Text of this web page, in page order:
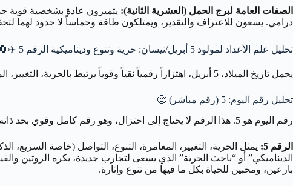
الصفات العامة لبرج الحمل (العشرية الثانية): يتميزون عادة بشخصية قوية
درامي. يسعون للاعتراف والتقدير، ويمتلكون طاقة وحماساً لا حدود لهما
تحليل علم الأعداد لمولود 5 أبريل/نيسان: حرية وتنوع وديناميكية الرقم 5 ✈️🔄
يحمل تاريخ الميلاد، 5 أبريل، اهتزازاً رقمياً نقياً وقوياً يرتبط بالحرية، التغيير، المغامرة، والتواصل، حيث أن يوم الميلاد هو
تحليل رقم اليوم: 5 (رقم مباشر)
🧐
رقم اليوم هو 5. هذا الرقم لا يحتاج إلى اختزال، وهو رقم كامل وقوي بحد ذاته، ويمثل جوهر طاقة هذا اليوم.
الرقم 5:
يمثل الحرية، التغيير، المغامرة، التنوع، التواصل (خاصة
بارعين، ومحبين للحياة بكل ما فيها من تنوع وإثارة.